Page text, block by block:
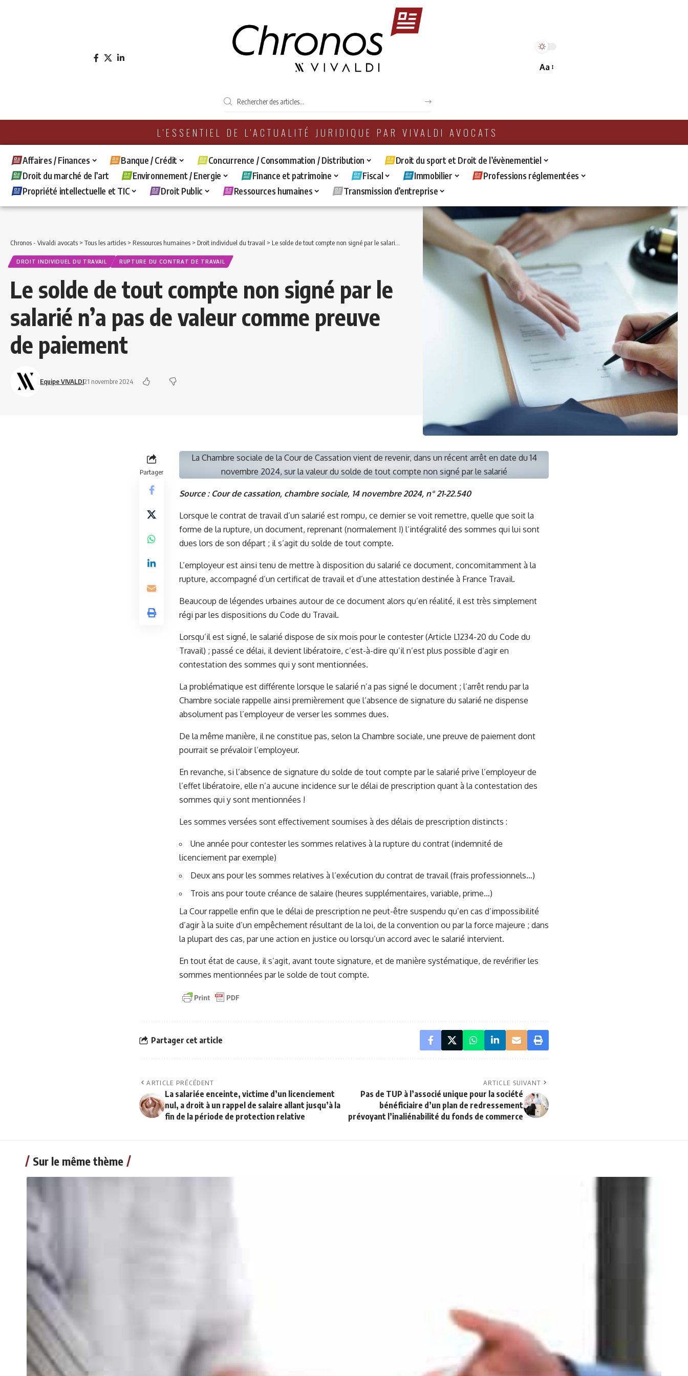
Aa
L'ESSENTIEL DE L'ACTUALITÉ JURIDIQUE PAR VIVALDI AVOCATS
Affaires / Finances Banque / Crédit Concurrence / Consommation / Distribution
Droit du sport et Droit de l’évènementiel
Droit du marché de l’art
Environnement / Energie Finance et patrimoine Fiscal Immobilier
Professions réglementées
Propriété intellectuelle et TIC
Droit Public Ressources humaines Transmission d’entreprise
Chronos - Vivaldi avocats > Tous les articles > Ressources humaines > Droit individuel du travail > Le solde de tout compte non signé par le salarié n’a pas de valeur comme preuve de paiement
DROIT INDIVIDUEL DU TRAVAIL RUPTURE DU CONTRAT DE TRAVAIL
Le solde de tout compte non signé par le
salarié n’a pas de valeur comme preuve
de paiement
Equipe VIVALDI21 novembre 2024
Partager
La Chambre sociale de la Cour de Cassation vient de revenir, dans un récent arrêt en date du 14
novembre 2024, sur la valeur du solde de tout compte non signé par le salarié
Source : Cour de cassation, chambre sociale, 14 novembre 2024, n° 21-22.540
Lorsque le contrat de travail d’un salarié est rompu, ce dernier se voit remettre, quelle que soit la
forme de la rupture, un document, reprenant (normalement !) l’intégralité des sommes qui lui sont
dues lors de son départ ; il s’agit du solde de tout compte.
L’employeur est ainsi tenu de mettre à disposition du salarié ce document, concomitamment à la
rupture, accompagné d’un certificat de travail et d’une attestation destinée à France Travail.
Beaucoup de légendes urbaines autour de ce document alors qu’en réalité, il est très simplement
régi par les dispositions du Code du Travail.
Lorsqu’il est signé, le salarié dispose de six mois pour le contester (Article L1234-20 du Code du
Travail) ; passé ce délai, il devient libératoire, c’est-à-dire qu’il n’est plus possible d’agir en
contestation des sommes qui y sont mentionnées.
La problématique est différente lorsque le salarié n’a pas signé le document ; l’arrêt rendu par la
Chambre sociale rappelle ainsi premièrement que l’absence de signature du salarié ne dispense
absolument pas l’employeur de verser les sommes dues.
De la même manière, il ne constitue pas, selon la Chambre sociale, une preuve de paiement dont
pourrait se prévaloir l’employeur.
En revanche, si l’absence de signature du solde de tout compte par le salarié prive l’employeur de
l’effet libératoire, elle n’a aucune incidence sur le délai de prescription quant à la contestation des
sommes qui y sont mentionnées !
Les sommes versées sont effectivement soumises à des délais de prescription distincts :
Une année pour contester les sommes relatives à la rupture du contrat (indemnité de
licenciement par exemple)
Deux ans pour les sommes relatives à l’exécution du contrat de travail (frais professionnels…)
Trois ans pour toute créance de salaire (heures supplémentaires, variable, prime…)
La Cour rappelle enfin que le délai de prescription ne peut-être suspendu qu’en cas d’impossibilité
d’agir à la suite d’un empêchement résultant de la loi, de la convention ou par la force majeure ; dans
la plupart des cas, par une action en justice ou lorsqu’un accord avec le salarié intervient.
En tout état de cause, il s’agit, avant toute signature, et de manière systématique, de revérifier les
sommes mentionnées par le solde de tout compte.
Partager cet article
ARTICLE PRÉCÉDENT
La salariée enceinte, victime d’un licenciement
nul, a droit à un rappel de salaire allant jusqu’à la
fin de la période de protection relative
ARTICLE SUIVANT
Pas de TUP à l’associé unique pour la société
bénéficiaire d’un plan de redressement
prévoyant l’inaliénabilité du fonds de commerce
Sur le même thème